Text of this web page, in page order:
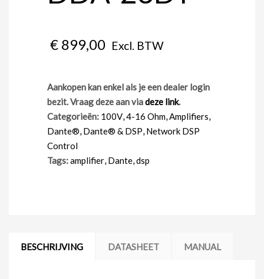
€ 899,00 Excl. BTW
Aankopen kan enkel als je een dealer login
bezit. Vraag deze aan viadeze link.
Categorieën: 100V,4-16 Ohm, Amplifiers,
Dante®, Dante® & DSP, Network DSP
Control
Tags:amplifier, Dante,dsp
BESCHRIJVING DATASHEET MANUAL